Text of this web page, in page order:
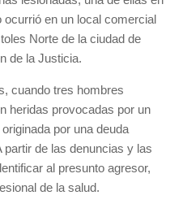
en un local comercial
Norte de la ciudad de
de la Justicia.
cuando tres hombres
heridas provocadas por un
por una deuda
partir de las denuncias y las
al presunto agresor,
de la salud.